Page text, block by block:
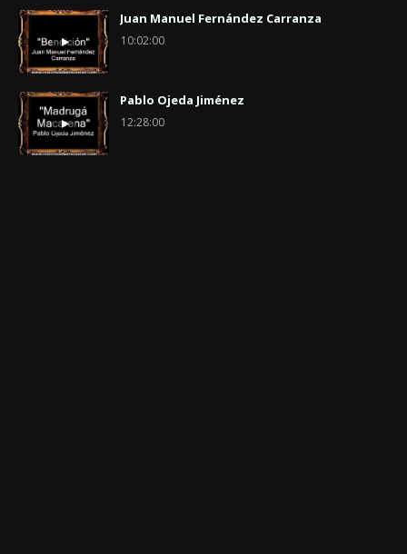
Juan Manuel Fernández Carranza
10:02:00
Pablo Ojeda Jiménez
12:28:00